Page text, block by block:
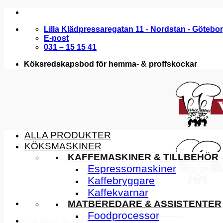
Skip
content
Lilla Klädpressaregatan 11 - Nordstan -
E-post
031 – 15 15 41
Köksredskapsbod för hemma- & proffskockar
Vad söker du idag?
ALLA PRODUKTER
KÖKSMASKINER
KAFFEMASKINER & TILLBEHÖR
Espressomaskiner
Kaffebryggare
Kaffekvarnar
MATBEREDARE & ASSISTENTER
Foodprocessor